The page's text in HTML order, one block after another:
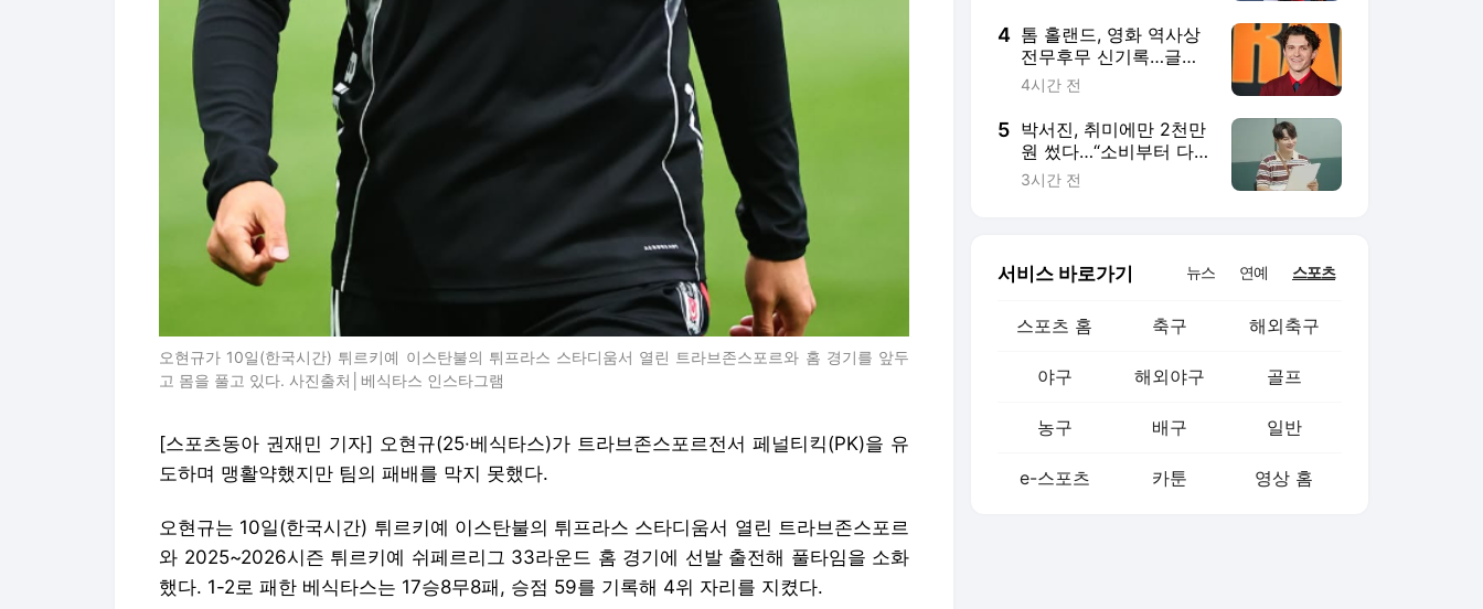
오현규가 10일(한국시간) 튀르키예 이스탄불의 튀프라스 스타디움서 열린 트라브존스포르와 홈 경기를 앞두
고 몸을 풀고 있다. 사진출처│베식타스 인스타그램
[스포츠동아 권재민 기자] 오현규(25·베식타스)가 트라브존스포르전서 페널티킥(PK)을 유
도하며 맹활약했지만 팀의 패배를 막지 못했다.
오현규는 10일(한국시간) 튀르키예 이스탄불의 튀프라스 스타디움서 열린 트라브존스포르
와 2025~2026시즌 튀르키예 쉬페르리그 33라운드 홈 경기에 선발 출전해 풀타임을 소화
했다. 1-2로 패한 베식타스는 17승8무8패, 승점 59를 기록해 4위 자리를 지켰다.
4 톰 홀랜드, 영화 역사상
전무후무 신기록…글로
벌 오프닝 톱4 모두 싹
4시간 전
5 박서진, 취미에만 2천만
원 썼다…“소비부터 다
이어트해야” (살림남)
3시간 전
서비스 바로가기 뉴스 연예 스포츠
스포츠 홈 축구 해외축구
야구 해외야구 골프
농구 배구 일반
e-스포츠 카툰 영상 홈